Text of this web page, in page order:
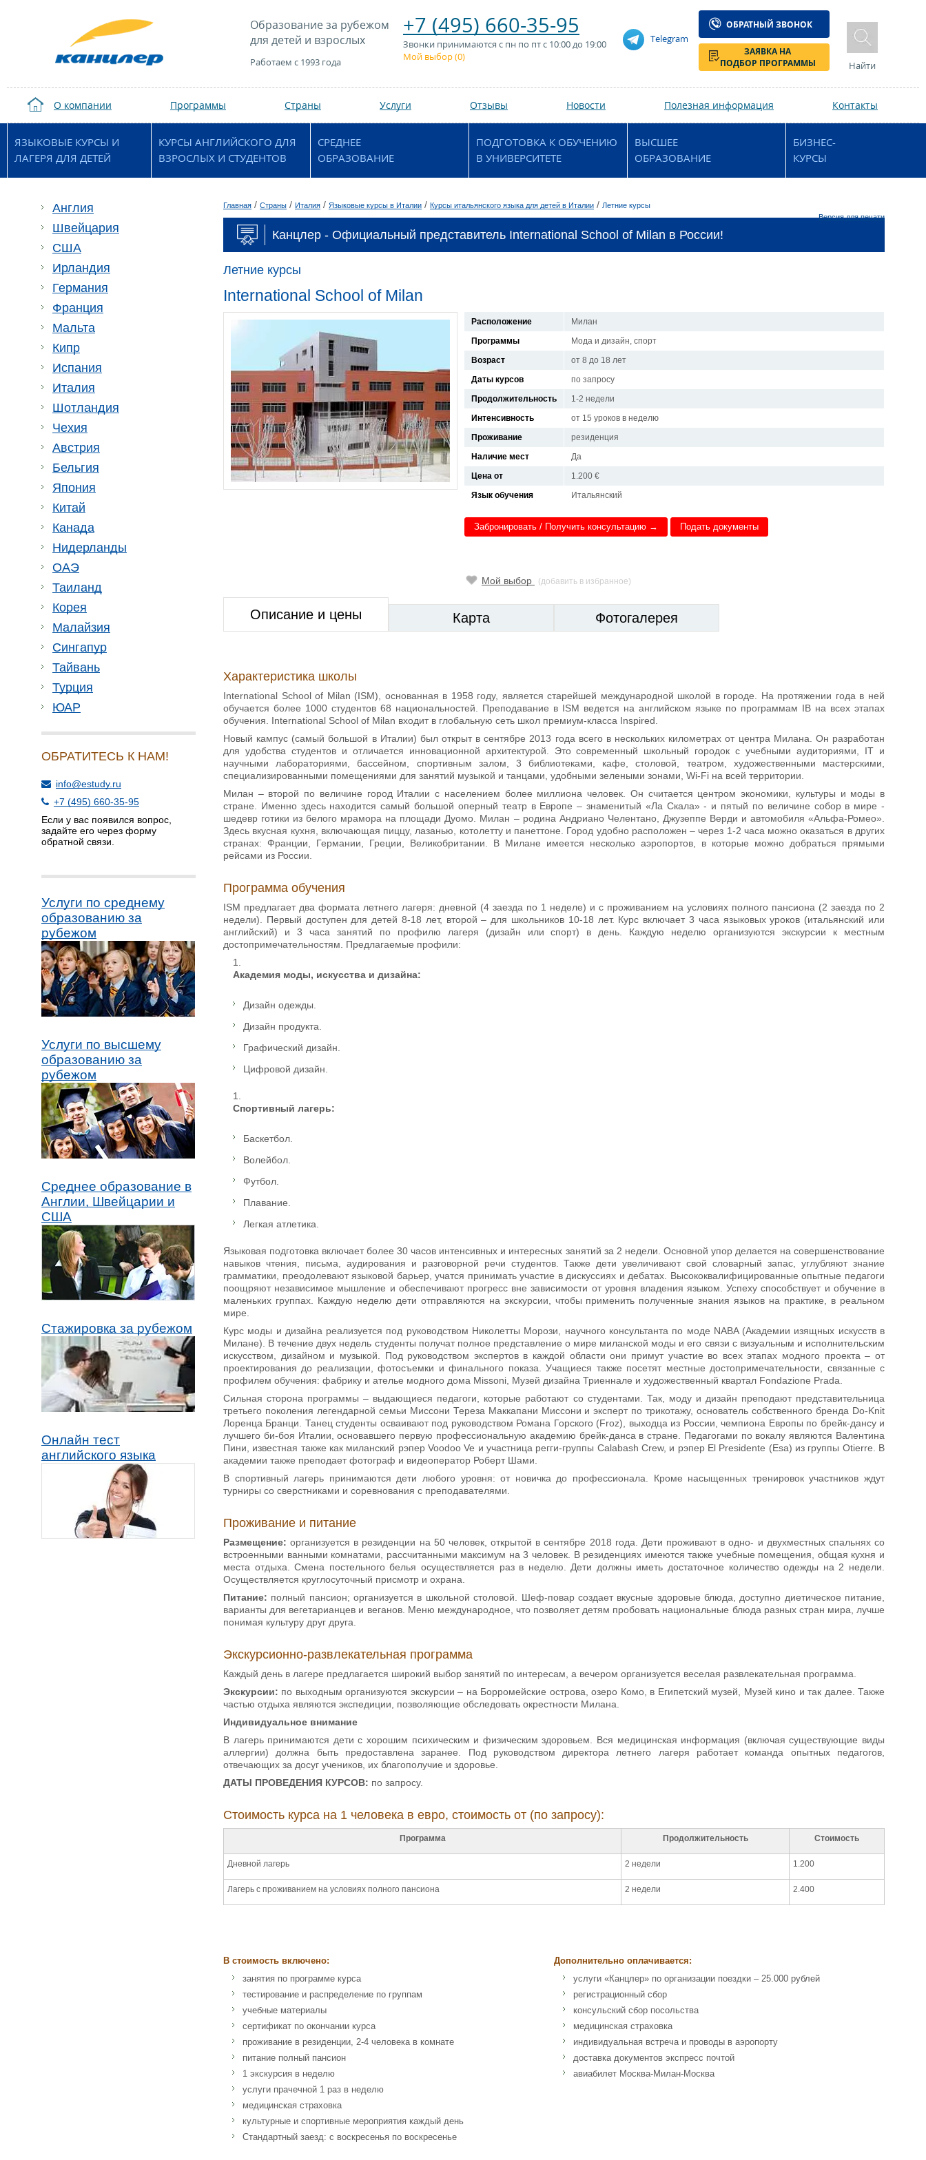
Образование за рубежом
для детей и взрослых
Работаем с 1993 года
+7 (495) 660-35-95
Звонки принимаются с пн по пт с 10:00 до 19:00
Мой выбор (0)
Telegram
ОБРАТНЫЙ ЗВОНОК
ЗАЯВКА НА
ПОДБОР ПРОГРАММЫ
Найти
О компании Программы Страны Услуги Отзывы Новости Полезная информация Контакты
ЯЗЫКОВЫЕ КУРСЫ И
ЛАГЕРЯ ДЛЯ ДЕТЕЙ
КУРСЫ АНГЛИЙСКОГО ДЛЯ
ВЗРОСЛЫХ И СТУДЕНТОВ
СРЕДНЕЕ
ОБРАЗОВАНИЕ
ПОДГОТОВКА К ОБУЧЕНИЮ
В УНИВЕРСИТЕТЕ
ВЫСШЕЕ
ОБРАЗОВАНИЕ
БИЗНЕС-
КУРСЫ
Англия
Швейцария
США
Ирландия
Германия
Франция
Мальта
Кипр
Испания
Италия
Шотландия
Чехия
Австрия
Бельгия
Япония
Китай
Канада
Нидерланды
ОАЭ
Таиланд
Корея
Малайзия
Сингапур
Тайвань
Турция
ЮАР
ОБРАТИТЕСЬ К НАМ!
info@estudy.ru
+7 (495) 660-35-95
Если у вас появился вопрос,
задайте его через форму
обратной связи.
Услуги по среднему
образованию за
рубежом
Услуги по высшему
образованию за
рубежом
Среднее образование в
Англии, Швейцарии и
США
Стажировка за рубежом
Онлайн тест
английского языка
Главная / Страны / Италия / Языковые курсы в Италии / Курсы итальянского языка для детей в Италии / Летние курсы
Версия для печати
Канцлер - Официальный представитель International School of Milan в России!
Летние курсы
International School of Milan
Расположение
Милан
Программы
Мода и дизайн, спорт
Возраст
от 8 до 18 лет
Даты курсов
по запросу
Продолжительность
1-2 недели
Интенсивность
от 15 уроков в неделю
Проживание
резиденция
Наличие мест
Да
Цена от
1.200 €
Язык обучения
Итальянский
Забронировать / Получить консультацию → Подать документы
Мой выбор (добавить в избранное)
Описание и цены Карта Фотогалерея
Характеристика школы
International School of Milan (ISM), основанная в 1958 году, является старейшей международной школой в городе. На протяжении года в ней
обучается более 1000 студентов 68 национальностей. Преподавание в ISM ведется на английском языке по программам IB на всех этапах
обучения. International School of Milan входит в глобальную сеть школ премиум-класса Inspired.
Новый кампус (самый большой в Италии) был открыт в сентябре 2013 года всего в нескольких километрах от центра Милана. Он разработан
для удобства студентов и отличается инновационной архитектурой. Это современный школьный городок с учебными аудиториями, IT и
научными лабораториями, бассейном, спортивным залом, 3 библиотеками, кафе, столовой, театром, художественными мастерскими,
специализированными помещениями для занятий музыкой и танцами, удобными зелеными зонами, Wi-Fi на всей территории.
Милан – второй по величине город Италии с населением более миллиона человек. Он считается центром экономики, культуры и моды в
стране. Именно здесь находится самый большой оперный театр в Европе – знаменитый «Ла Скала» - и пятый по величине собор в мире -
шедевр готики из белого мрамора на площади Дуомо. Милан – родина Андриано Челентано, Джузеппе Верди и автомобиля «Альфа-Ромео».
Здесь вкусная кухня, включающая пиццу, лазанью, котолетту и панеттоне. Город удобно расположен – через 1-2 часа можно оказаться в других
странах: Франции, Германии, Греции, Великобритании. В Милане имеется несколько аэропортов, в которые можно добраться прямыми
рейсами из России.
Программа обучения
ISM предлагает два формата летнего лагеря: дневной (4 заезда по 1 неделе) и с проживанием на условиях полного пансиона (2 заезда по 2
недели). Первый доступен для детей 8-18 лет, второй – для школьников 10-18 лет. Курс включает 3 часа языковых уроков (итальянский или
английский) и 3 часа занятий по профилю лагеря (дизайн или спорт) в день. Каждую неделю организуются экскурсии к местным
достопримечательностям. Предлагаемые профили:
Академия моды, искусства и дизайна:
Дизайн одежды.
Дизайн продукта.
Графический дизайн.
Цифровой дизайн.
Спортивный лагерь:
Баскетбол.
Волейбол.
Футбол.
Плавание.
Легкая атлетика.
Языковая подготовка включает более 30 часов интенсивных и интересных занятий за 2 недели. Основной упор делается на совершенствование
навыков чтения, письма, аудирования и разговорной речи студентов. Также дети увеличивают свой словарный запас, углубляют знание
грамматики, преодолевают языковой барьер, учатся принимать участие в дискуссиях и дебатах. Высококвалифицированные опытные педагоги
поощряют независимое мышление и обеспечивают прогресс вне зависимости от уровня владения языком. Успеху способствует и обучение в
маленьких группах. Каждую неделю дети отправляются на экскурсии, чтобы применить полученные знания языков на практике, в реальном
мире.
Курс моды и дизайна реализуется под руководством Николетты Морози, научного консультанта по моде NABA (Академии изящных искусств в
Милане). В течение двух недель студенты получат полное представление о мире миланской моды и его связи с визуальным и исполнительским
искусством, дизайном и музыкой. Под руководством экспертов в каждой области они примут участие во всех этапах модного проекта – от
проектирования до реализации, фотосъемки и финального показа. Учащиеся также посетят местные достопримечательности, связанные с
профилем обучения: фабрику и ателье модного дома Missoni, Музей дизайна Триеннале и художественный квартал Fondazione Prada.
Сильная сторона программы – выдающиеся педагоги, которые работают со студентами. Так, моду и дизайн преподают представительница
третьего поколения легендарной семьи Миссони Тереза Маккапани Миссони и эксперт по трикотажу, основатель собственного бренда Do-Knit
Лоренца Бранци. Танец студенты осваивают под руководством Романа Горского (Froz), выходца из России, чемпиона Европы по брейк-дансу и
лучшего би-боя Италии, основавшего первую профессиональную академию брейк-данса в стране. Педагогами по вокалу являются Валентина
Пини, известная также как миланский рэпер Voodoo Ve и участница регги-группы Calabash Crew, и рэпер El Presidente (Esa) из группы Otierre. В
академии также преподает фотограф и видеоператор Роберт Шами.
В спортивный лагерь принимаются дети любого уровня: от новичка до профессионала. Кроме насыщенных тренировок участников ждут
турниры со сверстниками и соревнования с преподавателями.
Проживание и питание
Размещение: организуется в резиденции на 50 человек, открытой в сентябре 2018 года. Дети проживают в одно- и двухместных спальнях со
встроенными ванными комнатами, рассчитанными максимум на 3 человек. В резиденциях имеются также учебные помещения, общая кухня и
места отдыха. Смена постельного белья осуществляется раз в неделю. Дети должны иметь достаточное количество одежды на 2 недели.
Осуществляется круглосуточный присмотр и охрана.
Питание: полный пансион; организуется в школьной столовой. Шеф-повар создает вкусные здоровые блюда, доступно диетическое питание,
варианты для вегетарианцев и веганов. Меню международное, что позволяет детям пробовать национальные блюда разных стран мира, лучше
понимая культуру друг друга.
Экскурсионно-развлекательная программа
Каждый день в лагере предлагается широкий выбор занятий по интересам, а вечером организуется веселая развлекательная программа.
Экскурсии: по выходным организуются экскурсии – на Борромейские острова, озеро Комо, в Египетский музей, Музей кино и так далее. Также
частью отдыха являются экспедиции, позволяющие обследовать окрестности Милана.
Индивидуальное внимание
В лагерь принимаются дети с хорошим психическим и физическим здоровьем. Вся медицинская информация (включая существующие виды
аллергии) должна быть предоставлена заранее. Под руководством директора летнего лагеря работает команда опытных педагогов,
отвечающих за досуг учеников, их благополучие и здоровье.
ДАТЫ ПРОВЕДЕНИЯ КУРСОВ: по запросу.
Стоимость курса на 1 человека в евро, стоимость от (по запросу):
Программа Продолжительность Стоимость
Дневной лагерь 2 недели 1.200
Лагерь с проживанием на условиях полного пансиона 2 недели 2.400
В стоимость включено:
занятия по программе курса
тестирование и распределение по группам
учебные материалы
сертификат по окончании курса
проживание в резиденции, 2-4 человека в комнате
питание полный пансион
1 экскурсия в неделю
услуги прачечной 1 раз в неделю
медицинская страховка
культурные и спортивные мероприятия каждый день
Стандартный заезд: с воскресенья по воскресенье
Дополнительно оплачивается:
услуги «Канцлер» по организации поездки – 25.000 рублей
регистрационный сбор
консульский сбор посольства
медицинская страховка
индивидуальная встреча и проводы в аэропорту
доставка документов экспресс почтой
авиабилет Москва-Милан-Москва